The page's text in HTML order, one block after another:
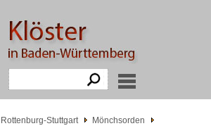
Rottenburg-Stuttgart
Mönchsorden